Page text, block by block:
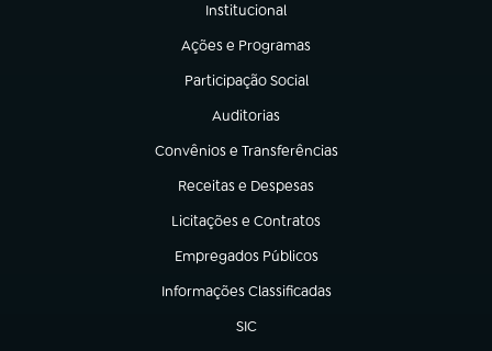
Institucional
(abre em nova aba)
Ações e Programas
(abre em nova aba)
Participação Social
(abre em nova aba)
Auditorias
(abre em nova aba)
Convênios e Transferências
(abre em nova aba)
Receitas e Despesas
(abre em nova aba)
Licitações e Contratos
(abre em nova aba)
Empregados Públicos
(abre em nova aba)
Informações Classificadas
(abre em nova aba)
SIC
(abre em nova aba)